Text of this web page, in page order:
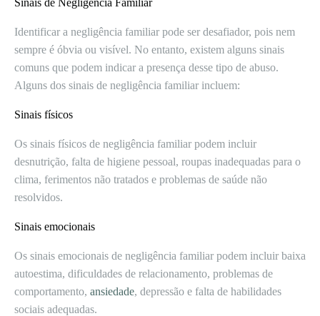
Sinais de Negligência Familiar
Identificar a negligência familiar pode ser desafiador, pois nem
sempre é óbvia ou visível. No entanto, existem alguns sinais
comuns que podem indicar a presença desse tipo de abuso.
Alguns dos sinais de negligência familiar incluem:
Sinais físicos
Os sinais físicos de negligência familiar podem incluir
desnutrição, falta de higiene pessoal, roupas inadequadas para o
clima, ferimentos não tratados e problemas de saúde não
resolvidos.
Sinais emocionais
Os sinais emocionais de negligência familiar podem incluir baixa
autoestima, dificuldades de relacionamento, problemas de
comportamento, ansiedade, depressão e falta de habilidades
sociais adequadas.